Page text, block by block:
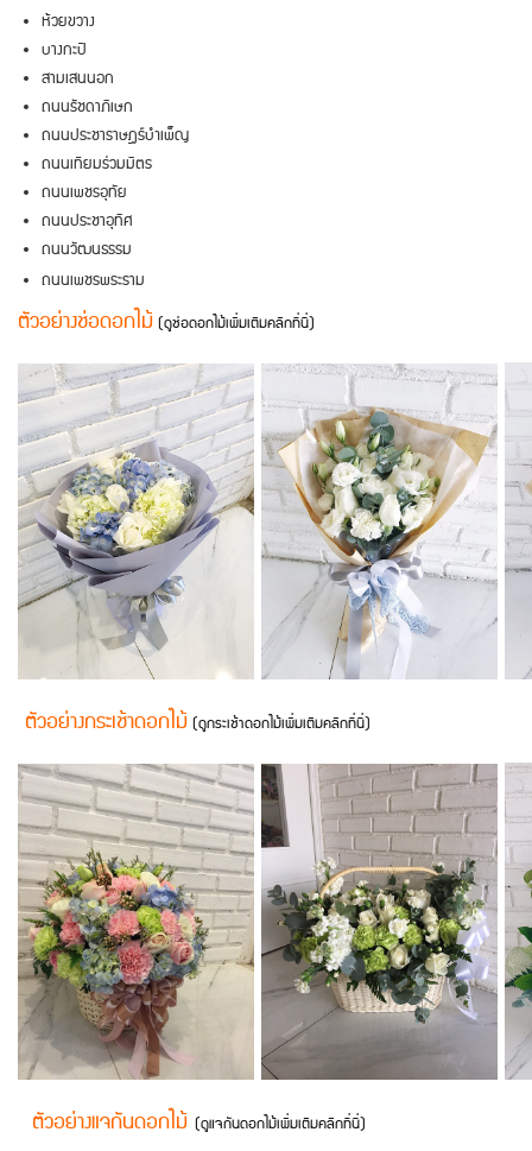
ห้วยขวาง
บางกะปิ
สามเสนนอก
ถนนรัชดาภิเษก
ถนนประชาราษฎร์บำเพ็ญ
ถนนเทียมร่วมมิตร
ถนนเพชรอุทัย
ถนนประชาอุทิศ
ถนนวัฒนธรรม
ถนนเพชรพระราม
ตัวอย่างช่อดอกไม้(ดูช่อดอกไม้เพิ่มเติมคลิกที่นี่)
ตัวอย่างกระเช้าดอกไม้(ดูกระเช้าดอกไม้เพิ่มเติมคลิกที่นี่)
ตัวอย่างแจกันดอกไม้ (ดูแจกันดอกไม้เพิ่มเติมคลิกที่นี่)